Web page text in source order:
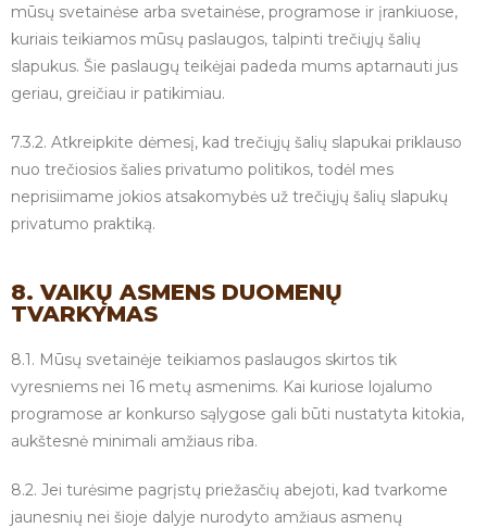
mūsų svetainėse arba svetainėse, programose ir įrankiuose,
kuriais teikiamos mūsų paslaugos, talpinti trečiųjų šalių
slapukus. Šie paslaugų teikėjai padeda mums aptarnauti jus
geriau, greičiau ir patikimiau.
7.3.2. Atkreipkite dėmesį, kad trečiųjų šalių slapukai priklauso
nuo trečiosios šalies privatumo politikos, todėl mes
neprisiimame jokios atsakomybės už trečiųjų šalių slapukų
privatumo praktiką.
8. VAIKŲ ASMENS DUOMENŲ
TVARKYMAS
8.1. Mūsų svetainėje teikiamos paslaugos skirtos tik
vyresniems nei 16 metų asmenims. Kai kuriose lojalumo
programose ar konkurso sąlygose gali būti nustatyta kitokia,
aukštesnė minimali amžiaus riba.
8.2. Jei turėsime pagrįstų priežasčių abejoti, kad tvarkome
jaunesnių nei šioje dalyje nurodyto amžiaus asmenų